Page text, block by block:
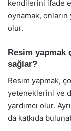
kendilerini ifade
oynamak, onların
olur.
Resim yapmak
sağlar?
Resim yapmak,
yeteneklerini ve
yardımcı olur.
da katkıda